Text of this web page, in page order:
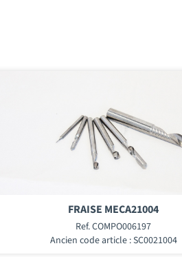
FRAISE MECA21004
Ref. COMPO006197
Ancien code article : SC0021004